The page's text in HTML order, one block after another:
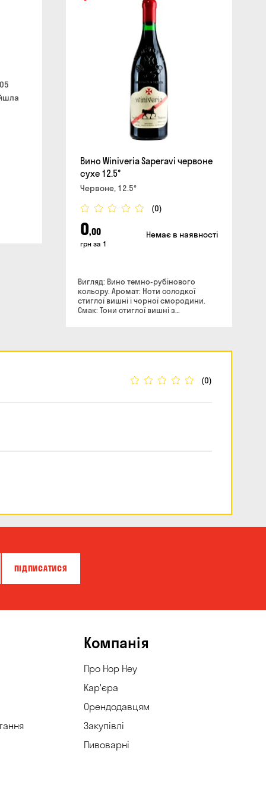
Вино Winiveria Saperavi червоне
сухе 12.5°
Червоне, 12.5°
(0)
0,00
грн за 1
Немає в наявності
Вигляд: Вино темно-рубінового
кольору. Аромат: Ноти солодкої
стиглої вишні і чорної смородини.
Смак: Тони стиглої вишні з
2005 році в селі Вардісубані на
території комплексу «Шато Мері». І
(0)
ПІДПИСАТИСЯ
Компанія
Про Hop Hey
Кар'єра
Орендодавцям
Закупівлі
Пивоварні